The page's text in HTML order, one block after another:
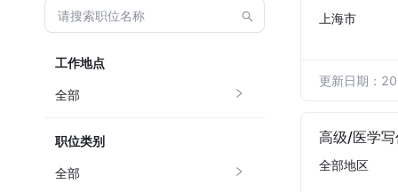
工作地点
全部
职位类别
全部
上海市
更新日期：
全部地区